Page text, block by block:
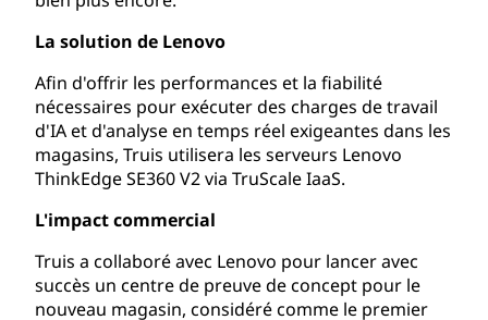
La solution de Lenovo
Afin d'offrir les performances et la fiabilité
nécessaires pour exécuter des charges de travail
d'IA et d'analyse en temps réel exigeantes dans les
magasins, Truis utilisera les serveurs Lenovo
ThinkEdge SE360 V2 via TruScale IaaS.
L'impact commercial
Truis a collaboré avec Lenovo pour lancer avec
succès un centre de preuve de concept pour le
nouveau magasin, considéré comme le premier